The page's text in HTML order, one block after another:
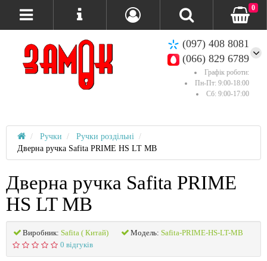
(097) 408 8081
(066) 829 6789
Графік роботи:
Пн-Пт: 9:00-18:00
Сб: 9:00-17:00
0
Ручки
Ручки роздільні
Дверна ручка Safita PRIME HS LT MB
Дверна ручка Safita PRIME
HS LT MB
Виробник: Safita ( Китай) Модель: Safita-PRIME-HS-LT-MB
0 відгуків